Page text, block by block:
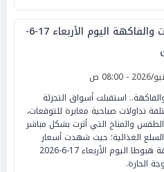
أسعار الخضروات والفاكهة اليوم الأربعاء 17-6-
استقبلت أسواق التجزئة
تداولات صباحية مغايرة للتوقعات،
والمناخ التي أثرت بشكل مباشر
الغذائية؛ حيث شهدت أسعار
الخضروات والفاكهة هبوطا اليوم الأربعاء 17-6-2026
الحارة.